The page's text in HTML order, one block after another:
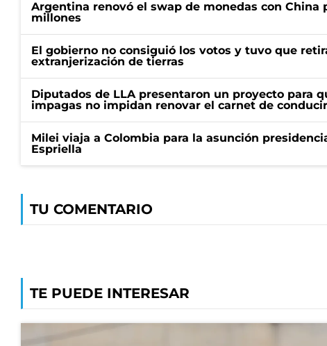
Argentina renovó el swap de monedas con China
millones
El gobierno no consiguió los votos y tuvo que
extranjerización de tierras
Diputados de LLA presentaron un proyecto para
impagas no impidan renovar el carnet de conducir
Milei viaja a Colombia para la asunción
Espriella
TU COMENTARIO
TE PUEDE INTERESAR